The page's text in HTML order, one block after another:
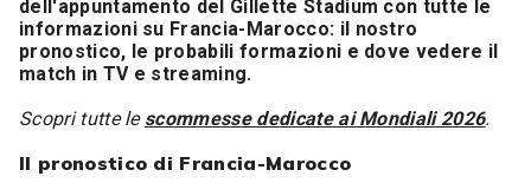
dell'appuntamento del Gillette Stadium con tutte le
informazioni su Francia-Marocco: il nostro
pronostico, le probabili formazioni e dove vedere il
match in TV e streaming.
Scopri tutte le scommesse dedicate ai Mondiali 2026.
Il pronostico di Francia-Marocco